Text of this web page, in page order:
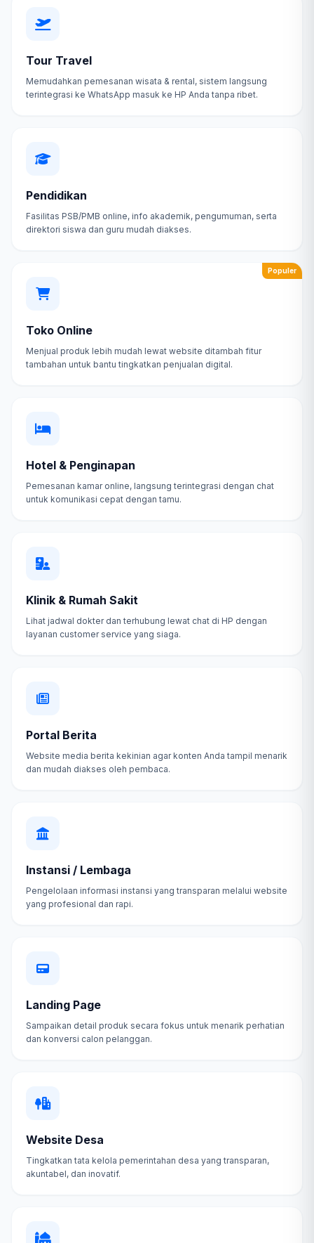
Tour Travel
Memudahkan pemesanan wisata & rental, sistem langsung
terintegrasi ke WhatsApp masuk ke HP Anda tanpa ribet.
Pendidikan
Fasilitas PSB/PMB online, info akademik, pengumuman, serta
direktori siswa dan guru mudah diakses.
Populer
Toko Online
Menjual produk lebih mudah lewat website ditambah fitur
tambahan untuk bantu tingkatkan penjualan digital.
Hotel & Penginapan
Pemesanan kamar online, langsung terintegrasi dengan chat
untuk komunikasi cepat dengan tamu.
Klinik & Rumah Sakit
Lihat jadwal dokter dan terhubung lewat chat di HP dengan
layanan customer service yang siaga.
Portal Berita
Website media berita kekinian agar konten Anda tampil menarik
dan mudah diakses oleh pembaca.
Instansi / Lembaga
Pengelolaan informasi instansi yang transparan melalui website
yang profesional dan rapi.
Landing Page
Sampaikan detail produk secara fokus untuk menarik perhatian
dan konversi calon pelanggan.
Website Desa
Tingkatkan tata kelola pemerintahan desa yang transparan,
akuntabel, dan inovatif.